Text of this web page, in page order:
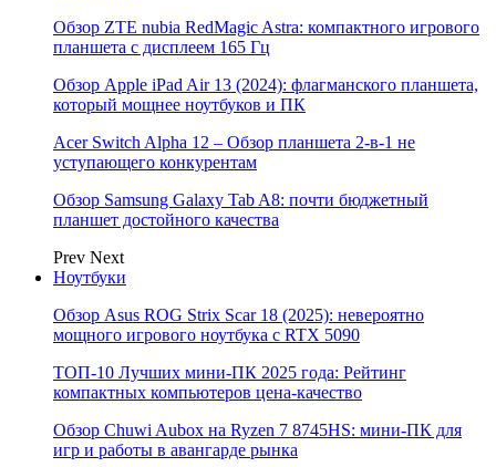
Обзор ZTE nubia RedMagic Astra: компактного игрового
планшета с дисплеем 165 Гц
Обзор Apple iPad Air 13 (2024): флагманского планшета,
который мощнее ноутбуков и ПК
Acer Switch Alpha 12 – Обзор планшета 2-в-1 не
уступающего конкурентам
Обзор Samsung Galaxy Tab A8: почти бюджетный
планшет достойного качества
Prev Next
Ноутбуки
Обзор Asus ROG Strix Scar 18 (2025): невероятно
мощного игрового ноутбука с RTX 5090
ТОП-10 Лучших мини-ПК 2025 года: Рейтинг
компактных компьютеров цена-качество
Обзор Chuwi Aubox на Ryzen 7 8745HS: мини-ПК для
игр и работы в авангарде рынка